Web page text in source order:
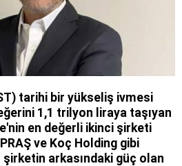
tarihi bir yükseliş ivmesi
1,1 trilyon liraya taşıyan
en değerli ikinci şirketi
ve Koç Holding gibi
şirketin arkasındaki güç olan